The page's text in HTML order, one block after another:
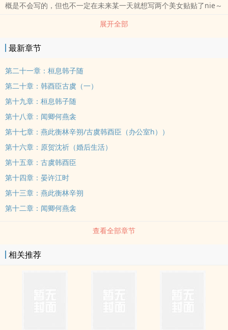
概是不会写的，但也不一定在未来某一天就想写两个美女贴贴了nie～
展开全部
最新章节
第二十一章：桓息韩子随
第二十章：韩酉臣古虞（一）
第十九章：桓息韩子随
第十八章：闻卿何燕衾
第十七章：燕此衡林辛朔/古虞韩酉臣（办公室h））
第十六章：原贺沈祈（婚后生活）
第十五章：古虞韩酉臣
第十四章：晏许江时
第十三章：燕此衡林辛朔
第十二章：闻卿何燕衾
查看全部章节
相关推荐